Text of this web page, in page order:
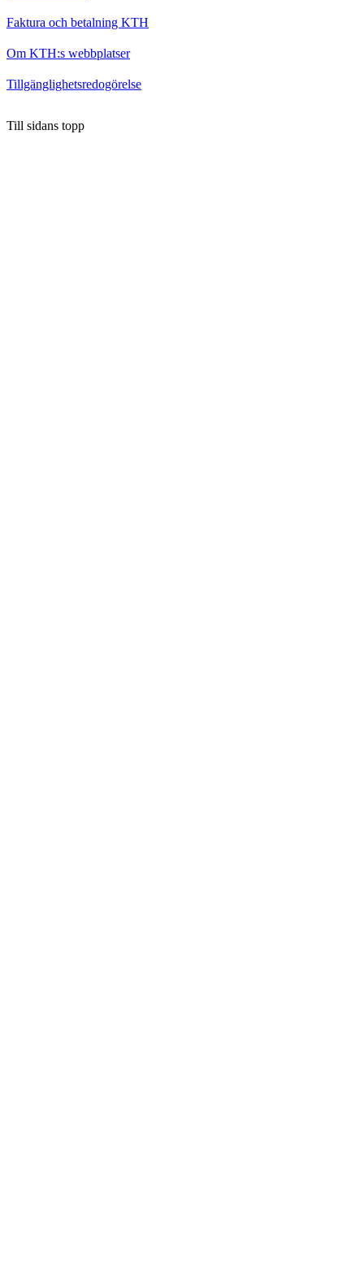
Faktura och betalning KTH
Om KTH:s webbplatser
Tillgänglighetsredogörelse
Till sidans topp